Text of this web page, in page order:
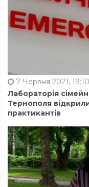
7 Червня 2021, 19:10
Лабораторія
Тернополя
практикантів